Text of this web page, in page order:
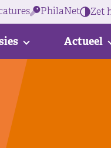
PhilaNet Zet
Actueel